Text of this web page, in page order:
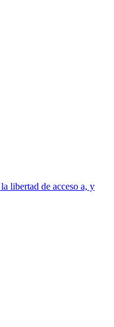
libertad de acceso a, y